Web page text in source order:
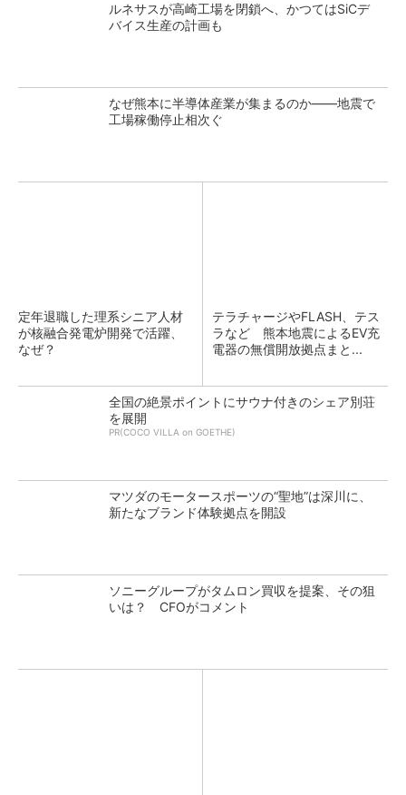
ルネサスが高崎工場を閉鎖へ、かつてはSiCデ
バイス生産の計画も
なぜ熊本に半導体産業が集まるのか――地震で
工場稼働停止相次ぐ
定年退職した理系シニア人材
が核融合発電炉開発で活躍、
なぜ？
テラチャージやFLASH、テス
ラなど 熊本地震によるEV充
電器の無償開放拠点まと...
全国の絶景ポイントにサウナ付きのシェア別荘
を展開
PR(COCO VILLA on GOETHE)
マツダのモータースポーツの“聖地”は深川に、
新たなブランド体験拠点を開設
ソニーグループがタムロン買収を提案、その狙
いは？ CFOがコメント